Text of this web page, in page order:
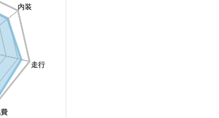
内装
走行
内装
走行